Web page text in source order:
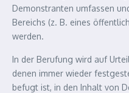
Demonstranten umfassen
Bereichs (z. B. eines
werden.
In der Berufung wird auf
denen immer wieder
befugt ist, in den Inhalt von